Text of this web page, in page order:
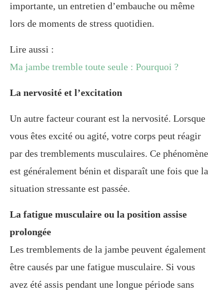
importante, un entretien d’embauche ou même
lors de moments de stress quotidien.
Lire aussi :
Ma jambe tremble toute seule : Pourquoi ?
La nervosité et l’excitation
Un autre facteur courant est la nervosité. Lorsque
vous êtes excité ou agité, votre corps peut réagir
par des tremblements musculaires. Ce phénomène
est généralement bénin et disparaît une fois que la
situation stressante est passée.
La fatigue musculaire ou la position assise
prolongée
Les tremblements de la jambe peuvent également
être causés par une fatigue musculaire. Si vous
avez été assis pendant une longue période sans